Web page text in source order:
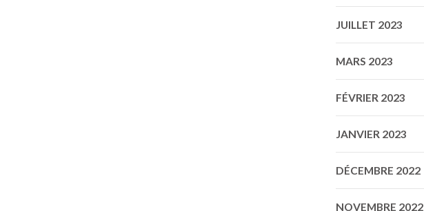
JUILLET 2023
MARS 2023
FÉVRIER 2023
JANVIER 2023
DÉCEMBRE 2022
NOVEMBRE 2022